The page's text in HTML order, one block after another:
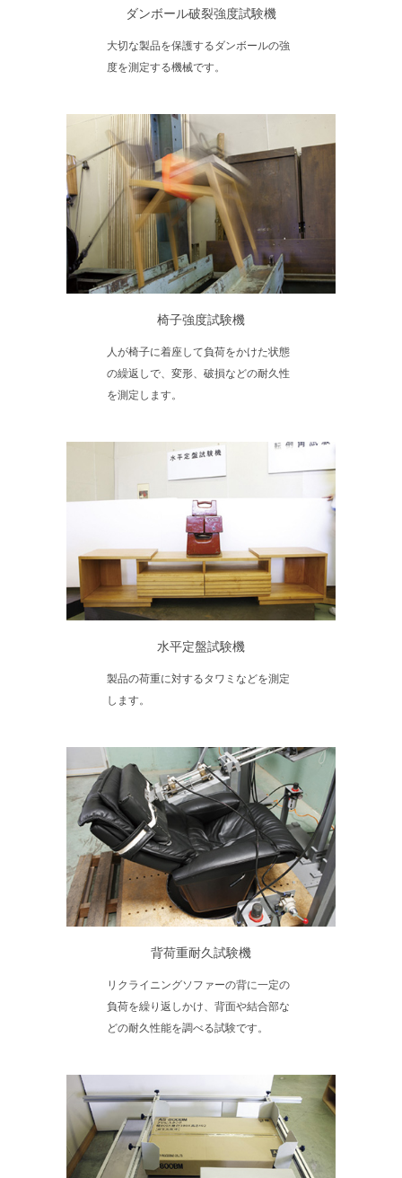
ダンボール破裂強度試験機
大切な製品を保護するダンボールの強
度を測定する機械です。
椅子強度試験機
人が椅子に着座して負荷をかけた状態
の繰返しで、変形、破損などの耐久性
を測定します。
水平定盤試験機
製品の荷重に対するタワミなどを測定
します。
背荷重耐久試験機
リクライニングソファーの背に一定の
負荷を繰り返しかけ、背面や結合部な
どの耐久性能を調べる試験です。